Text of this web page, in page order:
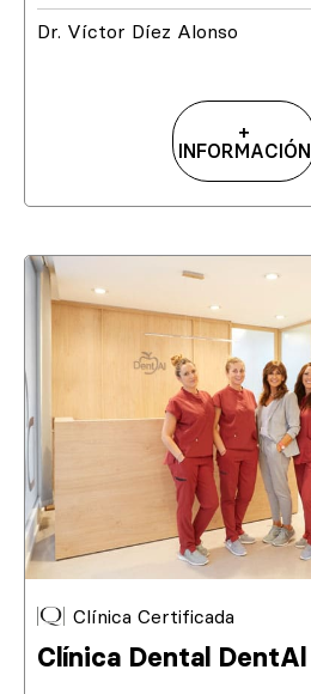
Dr. Víctor Díez Alonso
+
INFORMACIÓN
Clínica Certificada
Clínica Dental DentAl